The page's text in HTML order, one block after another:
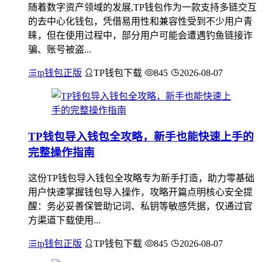
随着数字资产领域的发展,TP钱包作为一款支持多链交互
的去中心化钱包，凭借易用性和兼容性受到不少用户青
睐，但在使用过程中，部分用户可能会遭遇钓鱼链接诈
骗、账号被盗...
tp钱包正版 TP钱包下载 845 2026-08-07
TP钱包导入钱包全攻略，新手也能快速上手的
完整操作指南
这份TP钱包导入钱包全攻略专为新手打造，助力零基础
用户快速掌握钱包导入操作，攻略开篇点明核心安全提
醒：务必妥善保管助记词、私钥等敏感凭据，仅通过官
方渠道下载使用...
tp钱包正版 TP钱包下载 845 2026-08-07